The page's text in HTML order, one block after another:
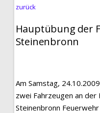
zurück
Hauptübung der
Steinenbronn
Am Samstag,
zwei Fahrzeugen an
Steinenbronn